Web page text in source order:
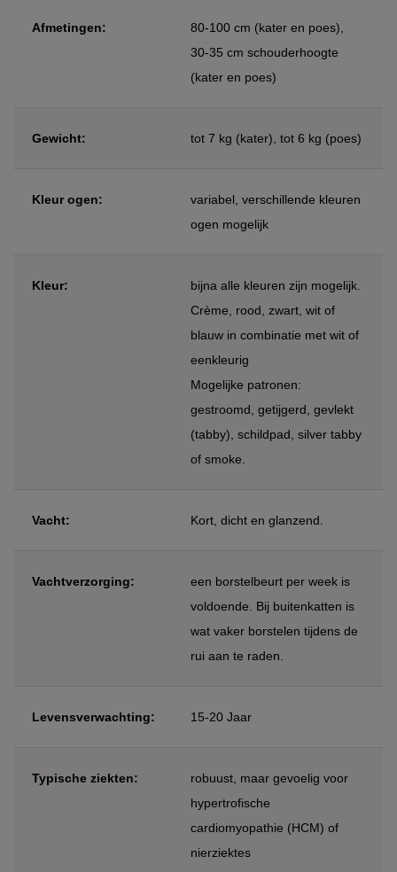
Afmetingen:
80-100 cm (kater en poes),
30-35 cm schouderhoogte
(kater en poes)
Gewicht: tot 7 kg (kater), tot 6 kg (poes)
Kleur ogen:
variabel, verschillende kleuren
ogen mogelijk
Kleur:
bijna alle kleuren zijn mogelijk.
Crème, rood, zwart, wit of
blauw in combinatie met wit of
eenkleurig
Mogelijke patronen:
gestroomd, getijgerd, gevlekt
(tabby), schildpad, silver tabby
of smoke.
Vacht: Kort, dicht en glanzend.
Vachtverzorging:
een borstelbeurt per week is
voldoende. Bij buitenkatten is
wat vaker borstelen tijdens de
rui aan te raden.
Levensverwachting: 15-20 Jaar
Typische ziekten:
robuust, maar gevoelig voor
hypertrofische
cardiomyopathie (HCM) of
nierziektes